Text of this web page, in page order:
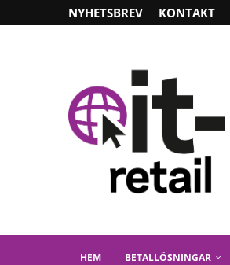
NYHETSBREV KONTAKT
HEM BETALLÖSNINGAR